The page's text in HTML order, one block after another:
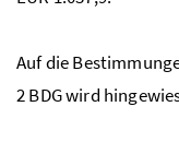
Auf die
2BDGwird